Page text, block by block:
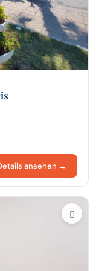
ansehen →